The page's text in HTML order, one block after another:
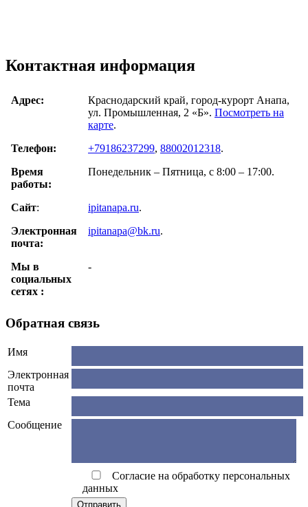
Контактная информация
Адрес:
Краснодарский край, город-курорт Анапа,
ул. Промышленная, 2 «Б». Посмотреть на
карте.
Телефон:
+79186237299, 88002012318.
Время
работы:
Понедельник – Пятница, с 8:00 – 17:00.
Сайт: ipitanapa.ru.
Электронная
почта:
ipitanapa@bk.ru.
Мы в
cоциальных
сетях :
-
Обратная связь
Имя
Электронная
почта
Тема
Сообщение
Согласие на обработку персональных
данных